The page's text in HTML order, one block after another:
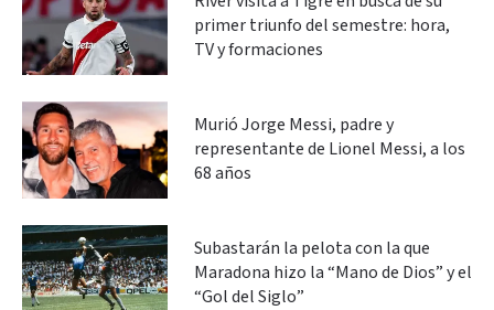
primer triunfo del semestre: hora,
TV y formaciones
Murió Jorge Messi, padre y
representante de Lionel Messi, a los
68 años
Subastarán la pelota con la que
Maradona hizo la “Mano de Dios” y el
“Gol del Siglo”